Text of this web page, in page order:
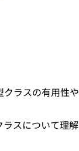
ラスの有用性や
ラスについて理解